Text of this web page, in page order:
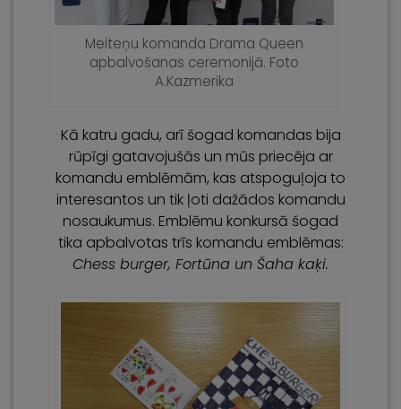
Meiteņu komanda Drama Queen
apbalvošanas ceremonijā. Foto
A.Kazmerika
Kā katru gadu, arī šogad komandas bija
rūpīgi gatavojušās un mūs priecēja ar
komandu emblēmām, kas atspoguļoja to
interesantos un tik ļoti dažādos komandu
nosaukumus. Emblēmu konkursā šogad
tika apbalvotas trīs komandu emblēmas:
Chess burger, Fortūna un Šaha kaķi.